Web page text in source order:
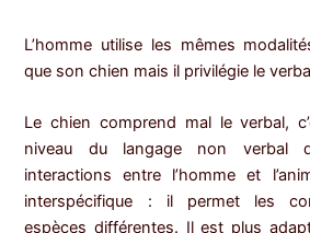
L’homme utilise les mêmes
que son chien mais il privilégie le
Le chien comprend mal le verbal,
niveau du langage non verbal
interactions entre l’homme et
interspécifique : il permet les
espèces différentes. Il est plus